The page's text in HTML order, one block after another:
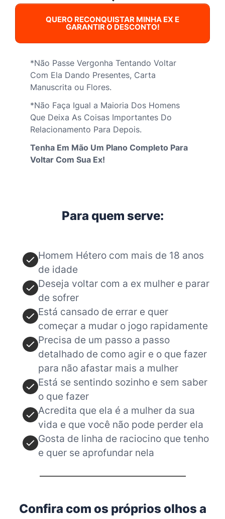
QUERO RECONQUISTAR MINHA EX E
GARANTIR O DESCONTO!
*Não Passe Vergonha Tentando Voltar
Com Ela Dando Presentes, Carta
Manuscrita ou Flores.
*Não Faça Igual a Maioria Dos Homens
Que Deixa As Coisas Importantes Do
Relacionamento Para Depois.
Tenha Em Mão Um Plano Completo Para
Voltar Com Sua Ex!
Para quem serve:
Homem Hétero com mais de 18 anos
de idade
Deseja voltar com a ex mulher e parar
de sofrer
Está cansado de errar e quer
começar a mudar o jogo rapidamente
Precisa de um passo a passo
detalhado de como agir e o que fazer
para não afastar mais a mulher
Está se sentindo sozinho e sem saber
o que fazer
Acredita que ela é a mulher da sua
vida e que você não pode perder ela
Gosta de linha de raciocino que tenho
e quer se aprofundar nela
Confira com os próprios olhos a